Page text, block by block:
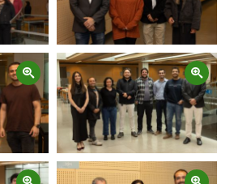
Zoom
Zoom